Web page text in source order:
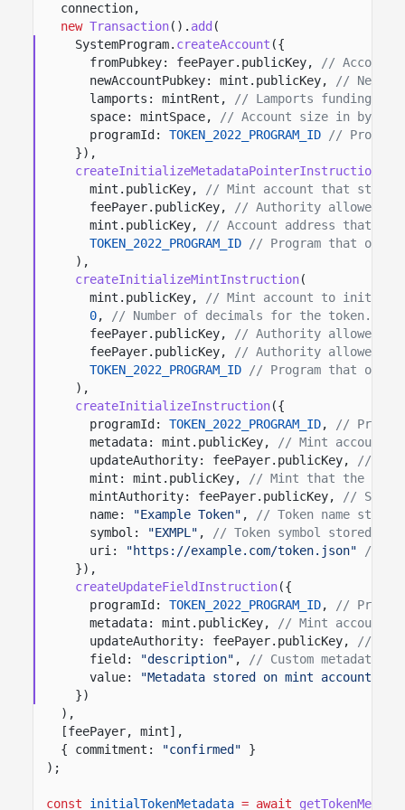
connection,
new Transaction(). add (
SystemProgram. createAccount ({
fromPubkey: feePayer.publicKey,
// Account
newAccountPubkey: mint.publicKey,
// New
lamports: mintRent,
// Lamports funding
space: mintSpace,
// Account size in bytes
programId:
TOKEN_2022_PROGRAM_ID
//
}),
createInitializeMetadataPointerInstruction
mint.publicKey,
// Mint account that stores
feePayer.publicKey,
// Authority allowed to
mint.publicKey,
// Account address that
TOKEN_2022_PROGRAM_ID
// Program that owns
),
createInitializeMintInstruction(
mint.publicKey,
// Mint account to
0,
// Number of decimals for the token.
feePayer.publicKey,
// Authority allowed to
feePayer.publicKey,
// Authority allowed to
TOKEN_2022_PROGRAM_ID
// Program that owns
),
createInitializeInstruction({
programId:
TOKEN_2022_PROGRAM_ID,
//
metadata: mint.publicKey,
// Mint account
updateAuthority: feePayer.publicKey,
//
mint: mint.publicKey,
// Mint that the
mintAuthority: feePayer.publicKey,
//
name:
"Example Token" ,
// Token name
symbol:
"EXMPL" ,
// Token symbol stored in
uri:
"https://example.com/token.json"
//
}),
createUpdateFieldInstruction({
programId:
TOKEN_2022_PROGRAM_ID,
//
metadata: mint.publicKey,
// Mint account
updateAuthority: feePayer.publicKey,
//
field:
"description" ,
// Custom metadata
value:
"Metadata stored on mint account"
})
),
[feePayer, mint],
{ commitment:
"confirmed"
}
);
const initialTokenMetadata = await